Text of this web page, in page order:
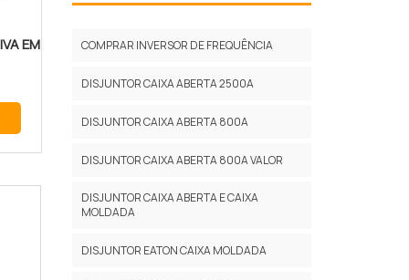
EM
COMPRAR INVERSOR DE FREQUÊNCIA
DISJUNTOR CAIXA ABERTA 2500A
DISJUNTOR CAIXA ABERTA 800A
DISJUNTOR CAIXA ABERTA 800A VALOR
DISJUNTOR CAIXA ABERTA E CAIXA
MOLDADA
DISJUNTOR EATON CAIXA MOLDADA